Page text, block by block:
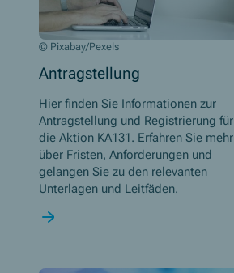
© Pixabay/Pexels
Antragstellung
Hier finden Sie Informationen zur
Antragstellung und Registrierung für
die Aktion KA131. Erfahren Sie mehr
über Fristen, Anforderungen und
gelangen Sie zu den relevanten
Unterlagen und Leitfäden.